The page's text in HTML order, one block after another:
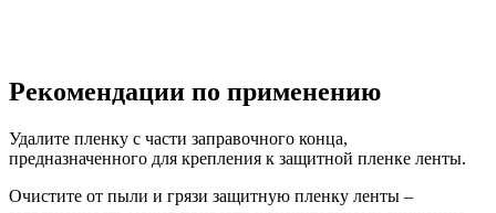
Рекомендации по применению
Удалите пленку с части заправочного конца,
предназначенного для крепления к защитной пленке ленты.
Очистите от пыли и грязи защитную пленку ленты –